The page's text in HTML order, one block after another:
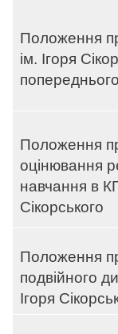
Положення
ім. Ігоря
Положення
оцінювання
навчання в
Сікорського
Положення
подвійного
Ігоря